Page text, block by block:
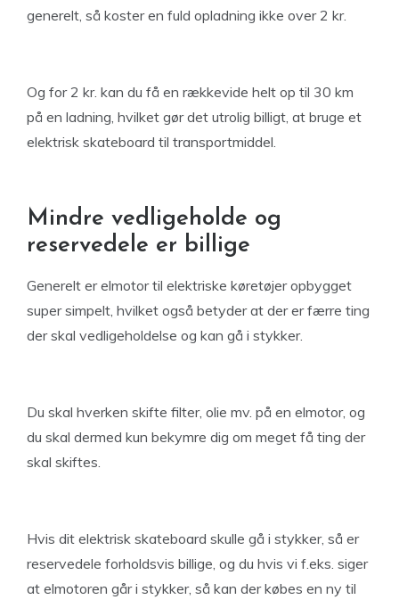
generelt, så koster en fuld opladning ikke over 2 kr.
Og for 2 kr. kan du få en rækkevide helt op til 30 km
på en ladning, hvilket gør det utrolig billigt, at bruge et
elektrisk skateboard til transportmiddel.
Mindre vedligeholde og
reservedele er billige
Generelt er elmotor til elektriske køretøjer opbygget
super simpelt, hvilket også betyder at der er færre ting
der skal vedligeholdelse og kan gå i stykker.
Du skal hverken skifte filter, olie mv. på en elmotor, og
du skal dermed kun bekymre dig om meget få ting der
skal skiftes.
Hvis dit elektrisk skateboard skulle gå i stykker, så er
reservedele forholdsvis billige, og du hvis vi f.eks. siger
at elmotoren går i stykker, så kan der købes en ny til